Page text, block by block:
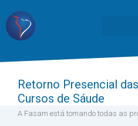
Retorno Presencial
Cursos de Sáude
A Fasam está tomando todas as